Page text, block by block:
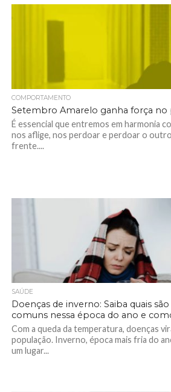
COMPORTAMENTO
Setembro Amarelo ganha força no
É essencial que entremos em harmonia
nos aflige, nos perdoar e perdoar o
frente....
SAÚDE
Doenças de inverno: Saiba quais
comuns nessa época do ano e
Com a queda da temperatura, doenças
população. Inverno, época mais fria do
um lugar...